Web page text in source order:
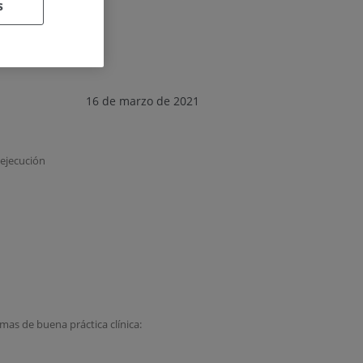
16 de marzo de 2021
de buena práctica clínica: